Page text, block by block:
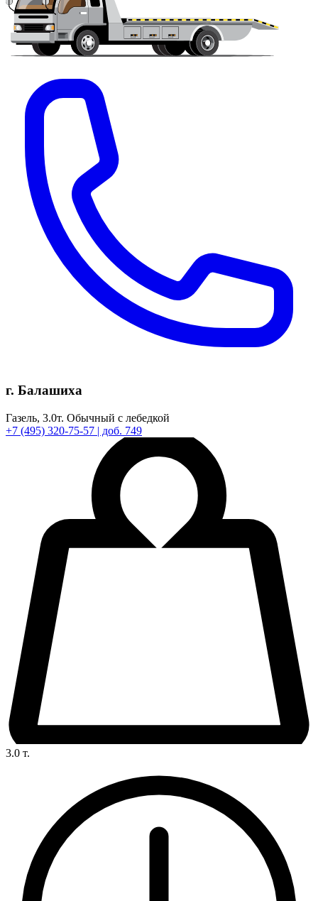
г. Балашиха
Газель, 3.0т. Обычный с лебедкой
+7 (495) 320-75-57 | доб. 749
3.0 т.